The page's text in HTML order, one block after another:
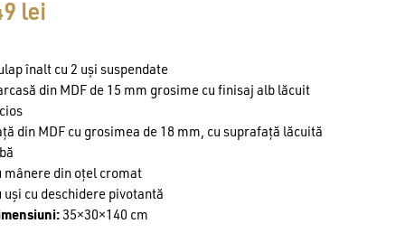
lei
înalt cu 2 uși suspendate
din MDF de 15 mm grosime cu finisaj alb lăcuit
din MDF cu grosimea de 18 mm, cu suprafață lăcuită
mânere din oțel cromat
uși cu deschidere pivotantă
35×30×140 cm